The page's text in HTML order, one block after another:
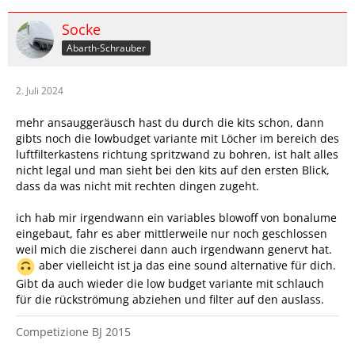
luftilfterkasten und turbo besorgen oder den aliexpress
nachbau und etwas homöopathie betreiben aber im
großen und ganzen ist das alles rausgeschmissenes geld
wenns dir ausschließlich um leistung geht.
Socke
Abarth-Schrauber
2. Juli 2024
mehr ansauggeräusch hast du durch die kits schon, dann
gibts noch die lowbudget variante mit Löcher im bereich des
luftfilterkastens richtung spritzwand zu bohren, ist halt alles
nicht legal und man sieht bei den kits auf den ersten Blick,
dass da was nicht mit rechten dingen zugeht.
ich hab mir irgendwann ein variables blowoff von bonalume
eingebaut, fahr es aber mittlerweile nur noch geschlossen
weil mich die zischerei dann auch irgendwann genervt hat.
aber vielleicht ist ja das eine sound alternative für dich.
Gibt da auch wieder die low budget variante mit schlauch
für die rückströmung abziehen und filter auf den auslass.
Competizione BJ 2015